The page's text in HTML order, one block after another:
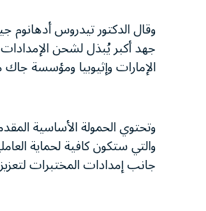
وقال الدكتور تيدروس
الإمارات وإثيوبيا ومؤسسة جاك
وتحتوي الحمولة الأساسية
جانب إمدادات المختبرات